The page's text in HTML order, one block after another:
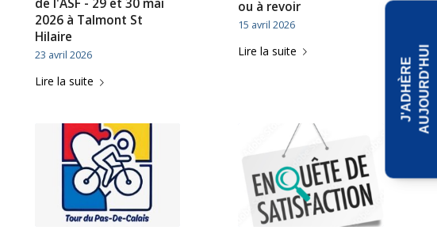
de l'ASF - 29 et 30 mai
2026 à Talmont St
Hilaire
23 avril 2026
Lire la suite
ou à revoir
15 avril 2026
Lire la suite
J
'
A
D
H
È
R
E
A
U
J
O
U
R
D
'
H
UI